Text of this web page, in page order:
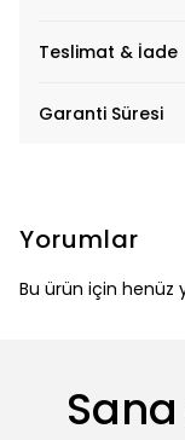
Teslimat & İade
Garanti Süresi
Yorumlar
Bu ürün için henüz